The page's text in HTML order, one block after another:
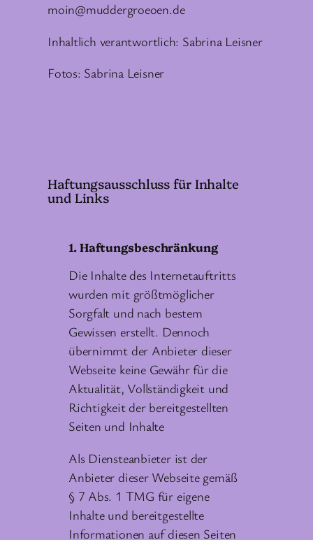
moin@muddergroeoen.de
Inhaltlich verantwortlich: Sabrina Leisner
Fotos: Sabrina Leisner
Haftungsausschluss für Inhalte
und Links
1. Haftungsbeschränkung
Die Inhalte des Internetauftritts
wurden mit größtmöglicher
Sorgfalt und nach bestem
Gewissen erstellt. Dennoch
übernimmt der Anbieter dieser
Webseite keine Gewähr für die
Aktualität, Vollständigkeit und
Richtigkeit der bereitgestellten
Seiten und Inhalte
Als Diensteanbieter ist der
Anbieter dieser Webseite gemäß
§ 7 Abs. 1 TMG für eigene
Inhalte und bereitgestellte
Informationen auf diesen Seiten